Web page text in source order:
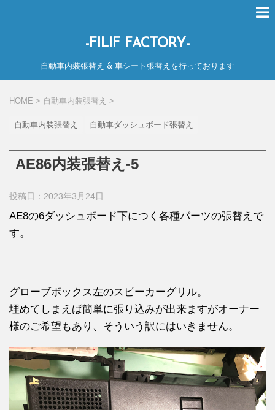
-FILIF FACTORY-
自動車内装張替え & 車シート張替えを行っております
HOME > 自動車内装張替え >
自動車内装張替え 自動車ダッシュボード張替え
AE86内装張替え-5
投稿日： 2023年3月24日
AE8の6ダッシュボード下につく各種パーツの張替えで
す。
グローブボックス左のスピーカーグリル。
埋めてしまえば簡単に張り込みが出来ますがオーナー
様のご希望もあり、そういう訳にはいきません。